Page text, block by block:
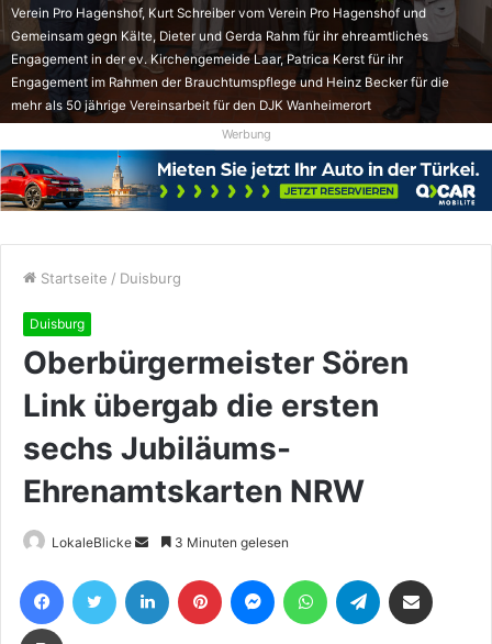
Verein Pro Hagenshof, Kurt Schreiber vom Verein Pro Hagenshof und
Gemeinsam gegn Kälte, Dieter und Gerda Rahm für ihr ehreamtliches
Engagement in der ev. Kirchengemeide Laar, Patrica Kerst für ihr
Engagement im Rahmen der Brauchtumspflege und Heinz Becker für die
mehr als 50 jährige Vereinsarbeit für den DJK Wanheimerort
Werbung
Startseite / Duisburg
Duisburg
Oberbürgermeister Sören
Link übergab die ersten
sechs Jubiläums-
Ehrenamtskarten NRW
LokaleBlicke
Sende
eine
E-
3 Minuten gelesen
FacebookTwitter LinkedIn Pinterest MessengerWhatsAppTelegram
Drucken